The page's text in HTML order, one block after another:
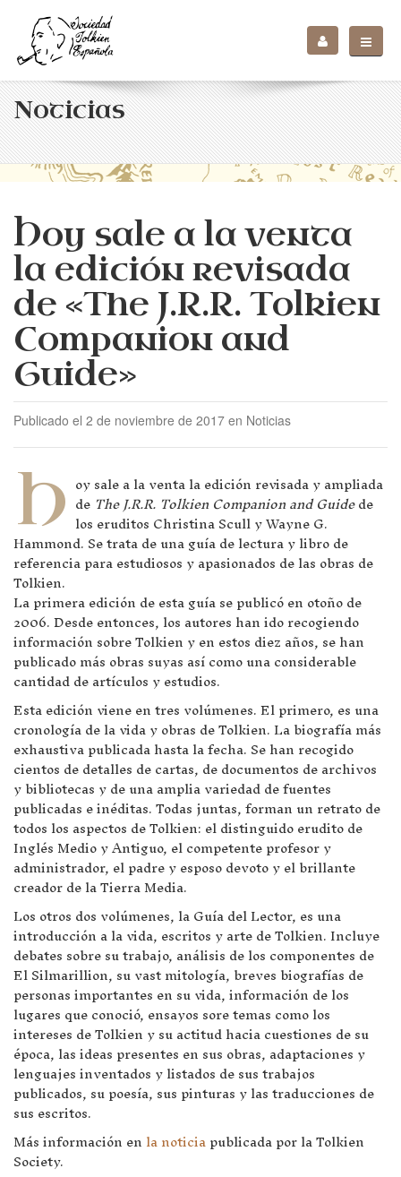
Noticias
Hoy sale a la venta
la edición revisada
de «The J.R.R. Tolkien
Companion and
Guide»
Publicado el 2 de noviembre de 2017 en Noticias
H oy sale a la venta la edición revisada y ampliada
de The J.R.R. Tolkien Companion and Guidede
los eruditos Christina Scull y Wayne G.
Hammond. Se trata de una guía de lectura y libro de
referencia para estudiosos y apasionados de las obras de
Tolkien.
La primera edición de esta guía se publicó en otoño de
2006. Desde entonces, los autores han ido recogiendo
información sobre Tolkien y en estos diez años, se han
publicado más obras suyas así como una considerable
cantidad de artículos y estudios.
Esta edición viene en tres volúmenes. El primero, es una
cronología de la vida y obras de Tolkien. La biografía más
exhaustiva publicada hasta la fecha. Se han recogido
cientos de detalles de cartas, de documentos de archivos
y bibliotecas y de una amplia variedad de fuentes
publicadas e inéditas. Todas juntas, forman un retrato de
todos los aspectos de Tolkien: el distinguido erudito de
Inglés Medio y Antiguo, el competente profesor y
administrador, el padre y esposo devoto y el brillante
creador de la Tierra Media.
Los otros dos volúmenes, la Guía del Lector, es una
introducción a la vida, escritos y arte de Tolkien. Incluye
debates sobre su trabajo, análisis de los componentes de
El Silmarillion, su vast mitología, breves biografías de
personas importantes en su vida, información de los
lugares que conoció, ensayos sore temas como los
intereses de Tolkien y su actitud hacia cuestiones de su
época, las ideas presentes en sus obras, adaptaciones y
lenguajes inventados y listados de sus trabajos
publicados, su poesía, sus pinturas y las traducciones de
sus escritos.
Más información enla noticiapublicada por la Tolkien
Society.